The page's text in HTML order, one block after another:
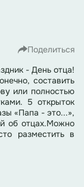
Поделиться
- День отца!
составить
или полностью
5 открыток
«Папа - это...»,
об отцах.Можно
разместить в